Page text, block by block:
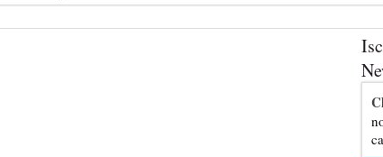
shooting foto e video retribuito per hotel 4 stelle – Trentino